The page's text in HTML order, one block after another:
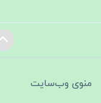
منوی وب‌سایت